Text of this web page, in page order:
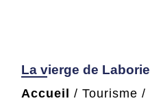
La vierge de Laborie
Accueil / Tourisme /